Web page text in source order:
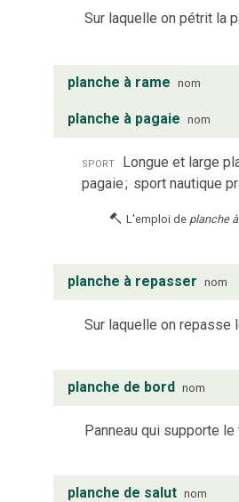
Sur laquelle on pétrit la
planche à rame nom
planche à pagaie nom
sport Longue et large
pagaie; sport nautique
L'emploi de planche
planche à repasser nom
Sur laquelle on repasse
planche de bord nom
Panneau qui supporte
planche de salut nom